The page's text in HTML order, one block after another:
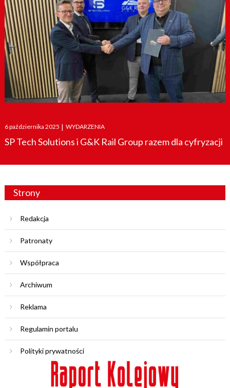
Posted
on
6 października 2025 | WYDARZENIA
SP Tech Solutions i G&K Rail Group razem dla cyfryzacji
Strony
Redakcja
Patronaty
Współpraca
Archiwum
Reklama
Regulamin portalu
Polityki prywatności